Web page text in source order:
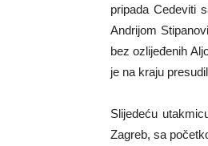
pripada Cedeviti
Andrijom
bez ozlijeđenih
je na kraju
Slijedeću
Zagreb, sa